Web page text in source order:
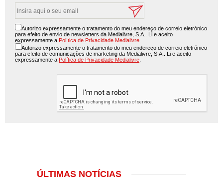
Autorizo expressamente o tratamento do meu endereço de correio eletrónico
para efeito de envio de newsletters da Medialivre, S.A.. Li e aceito
expressamente a Política de Privacidade Medialivre
Autorizo expressamente o tratamento do meu endereço de correio eletrónico
para efeito de comunicações de marketing da Medialivre, S.A.. Li e aceito
expressamente a Política de Privacidade Medialivre
ÚLTIMAS NOTÍCIAS